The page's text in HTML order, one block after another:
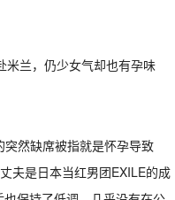
然缺席被指就是怀孕导致
夫是日本当红男团EXILE的成